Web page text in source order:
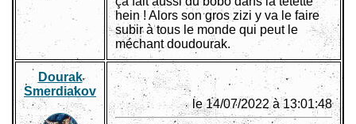
hein ! Alors son gros zizi y va le faire
subir à tous le monde qui peut le
méchant doudourak.
Dourak
Smerdiakov
le 14/07/2022 à 13:01:48